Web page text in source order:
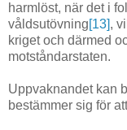
harmlöst, när det i
våldsutövning[13],
kriget och därmed
motståndarstaten.
Uppvaknandet kan
bestämmer sig för